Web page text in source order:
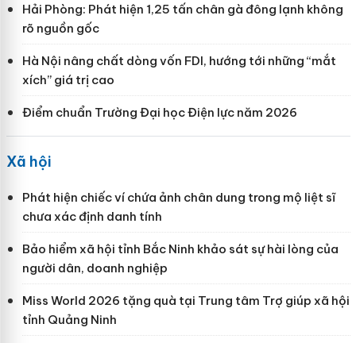
Hải Phòng: Phát hiện 1,25 tấn chân gà đông lạnh không
rõ nguồn gốc
Hà Nội nâng chất dòng vốn FDI, hướng tới những “mắt
xích” giá trị cao
Điểm chuẩn Trường Đại học Điện lực năm 2026
Xã hội
Phát hiện chiếc ví chứa ảnh chân dung trong mộ liệt sĩ
chưa xác định danh tính
Bảo hiểm xã hội tỉnh Bắc Ninh khảo sát sự hài lòng của
người dân, doanh nghiệp
Miss World 2026 tặng quà tại Trung tâm Trợ giúp xã hội
tỉnh Quảng Ninh